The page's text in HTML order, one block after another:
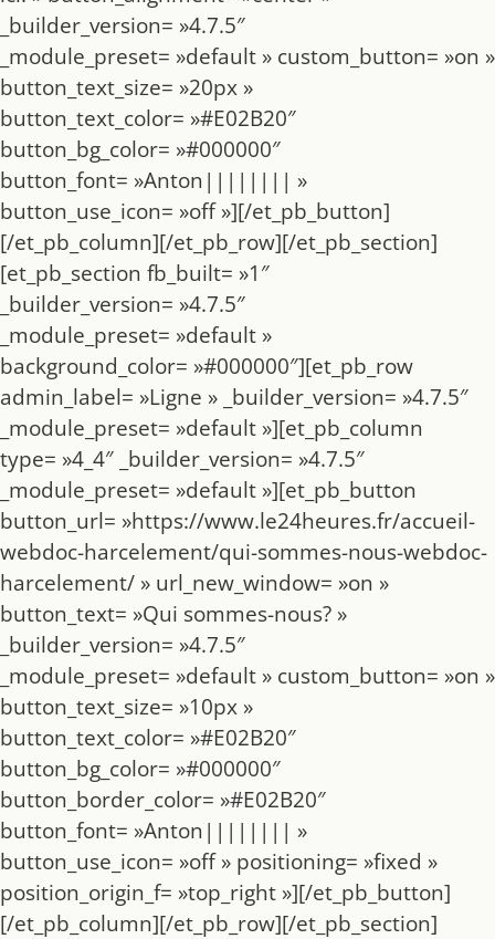
_builder_version= »4.7.5″
_module_preset= »default » custom_button= »on »
button_text_size= »20px »
button_text_color= »#E02B20″
button_bg_color= »#000000″
button_font= »Anton|||||||| »
button_use_icon= »off »][/et_pb_button]
[/et_pb_column][/et_pb_row][/et_pb_section]
[et_pb_section fb_built= »1″
_builder_version= »4.7.5″
_module_preset= »default »
background_color= »#000000″][et_pb_row
admin_label= »Ligne » _builder_version= »4.7.5″
_module_preset= »default »][et_pb_column
type= »4_4″ _builder_version= »4.7.5″
_module_preset= »default »][et_pb_button
button_url= »https://www.le24heures.fr/accueil-
webdoc-harcelement/qui-sommes-nous-webdoc-
harcelement/ » url_new_window= »on »
button_text= »Qui sommes-nous? »
_builder_version= »4.7.5″
_module_preset= »default » custom_button= »on »
button_text_size= »10px »
button_text_color= »#E02B20″
button_bg_color= »#000000″
button_border_color= »#E02B20″
button_font= »Anton|||||||| »
button_use_icon= »off » positioning= »fixed »
position_origin_f= »top_right »][/et_pb_button]
[/et_pb_column][/et_pb_row][/et_pb_section]